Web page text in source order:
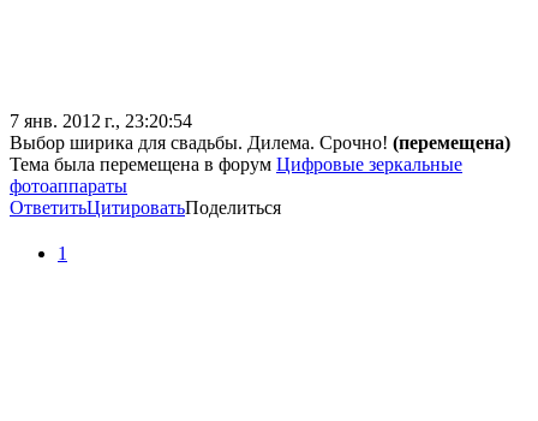
7 янв. 2012 г., 23:20:54
Выбор ширика для свадьбы. Дилема. Срочно! (перемещена)
Тема была перемещена в форум Цифровые зеркальные
фотоаппараты
ОтветитьЦитироватьПоделиться
1